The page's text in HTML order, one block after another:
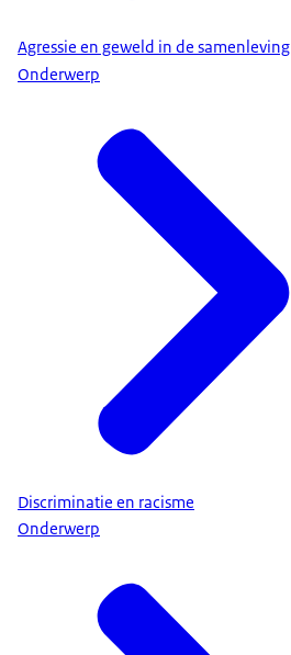
Agressie en geweld in de samenleving
Onderwerp
Discriminatie en racisme
Onderwerp